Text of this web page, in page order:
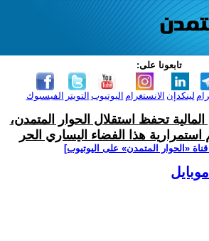
تابعونا على:
الفيسبوك التويتر اليوتيوب الانستغرام لينكدإن
تحفظ استقلال الحوار المتمدن،
هذا الفضاء اليساري الحر
‫«الحوار المتمدن» على اليوتيوب]